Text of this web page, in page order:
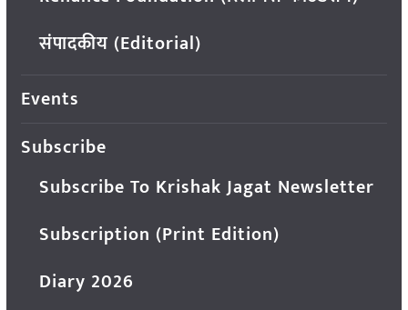
संपादकीय (Editorial)
Events
Subscribe
Subscribe To Krishak Jagat Newsletter
Subscription (Print Edition)
Diary 2026